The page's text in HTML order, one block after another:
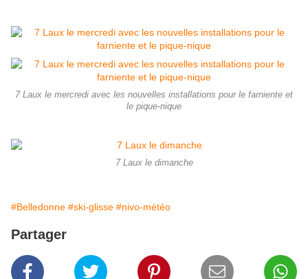
7 Laux le mercredi avec les nouvelles installations pour le farniente et
le pique-nique
7 Laux le dimanche
#Belledonne #ski-glisse #nivo-météo
Partager